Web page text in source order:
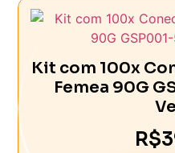
Kit com 100x
Femea 90G
R$